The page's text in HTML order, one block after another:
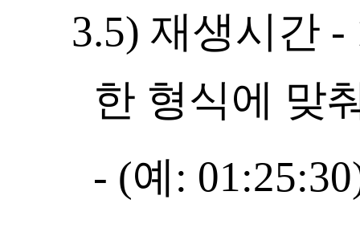
3.5) 재생시간
한 형식에 맞
- (예: